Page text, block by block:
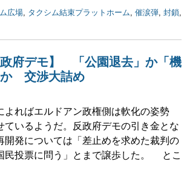
広場, タクシム結束プラットホーム, 催涙弾, 封鎖,
政府デモ】 「公園退去」か「機
か 交渉大詰め
ればエルドアン政権側は軟化の姿勢
ているようだ。反政府デモの引き金とな
開発については「差止めを求めた裁判の
民投票に問う」とまで譲歩した。 とこ